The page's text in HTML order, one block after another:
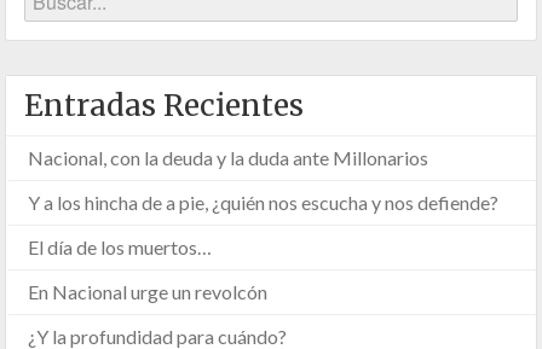
Entradas Recientes
Nacional, con la deuda y la duda ante Millonarios
Y a los hincha de a pie, ¿quién nos escucha y nos defiende?
El día de los muertos…
En Nacional urge un revolcón
¿Y la profundidad para cuándo?